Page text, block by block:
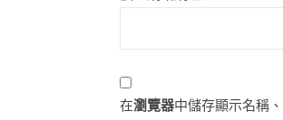
在瀏覽器中儲存顯示名稱